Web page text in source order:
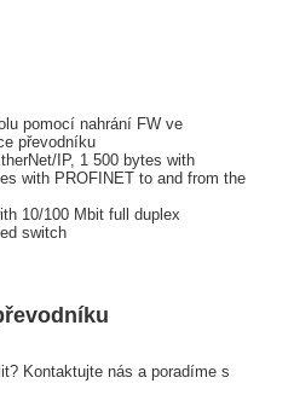
pomocí nahrání FW ve
převodníku
IP, 1 500 bytes with
with PROFINET to and from the
10/100 Mbit full duplex
switch
Kontaktujte nás a poradíme s